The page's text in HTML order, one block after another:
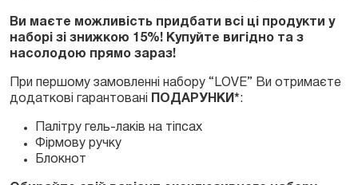
Ви маєте можливість придбати всі ці продукти у
наборі зі знижкою 15%! Купуйте вигідно та з
насолодою прямо зараз!
При першому замовленні набору “LOVE” Ви отримаєте
додаткові гарантовані
ПОДАРУНКИ*:
Палітру гель-лаків на тіпсах
Фірмову ручку
Блокнот